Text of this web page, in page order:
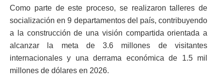
Como parte de este proceso, se realizaron talleres de
socialización en 9 departamentos del país, contribuyendo
a la construcción de una visión compartida orientada a
alcanzar la meta de 3.6 millones de visitantes
internacionales y una derrama económica de 1.5 mil
millones de dólares en 2026.